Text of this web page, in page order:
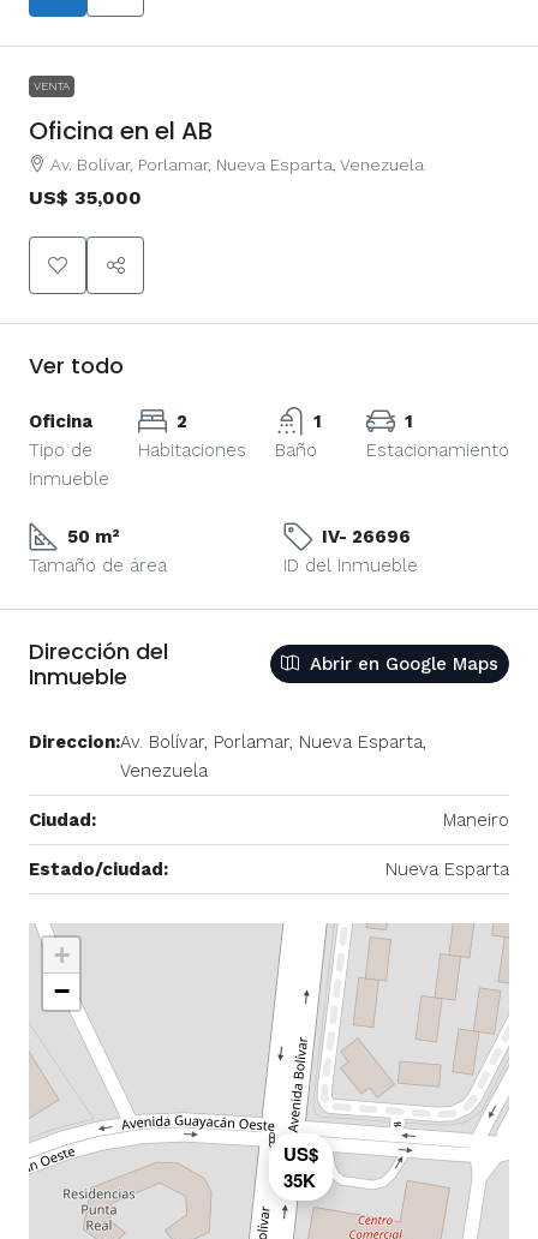
VENTA
Oficina en el AB
Av. Bolívar, Porlamar, Nueva Esparta, Venezuela
US$ 35,000
Ver todo
Oficina
Tipo de
Inmueble
2
Habitaciones
1
Baño
1
Estacionamiento
50 m²
Tamaño de área
IV- 26696
ID del Inmueble
Dirección del
Inmueble
Abrir en Google Maps
Direccion:Av. Bolívar, Porlamar, Nueva Esparta,
Venezuela
Ciudad: Maneiro
Estado/ciudad: Nueva Esparta
US$
35K
+
−